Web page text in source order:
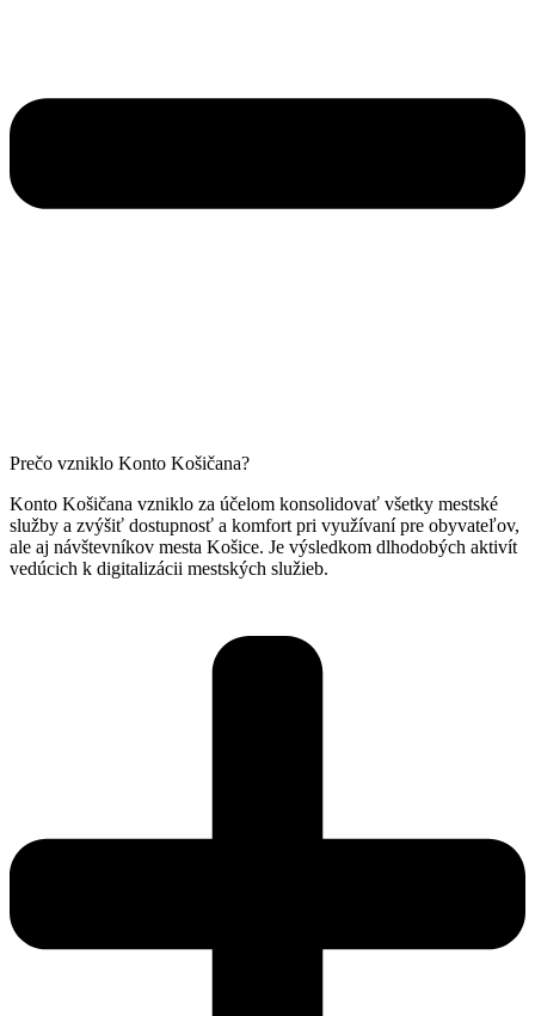
Prečo vzniklo Konto Košičana?
Konto Košičana vzniklo za účelom konsolidovať všetky mestské
služby a zvýšiť dostupnosť a komfort pri využívaní pre obyvateľov,
ale aj návštevníkov mesta Košice. Je výsledkom dlhodobých aktivít
vedúcich k digitalizácii mestských služieb.